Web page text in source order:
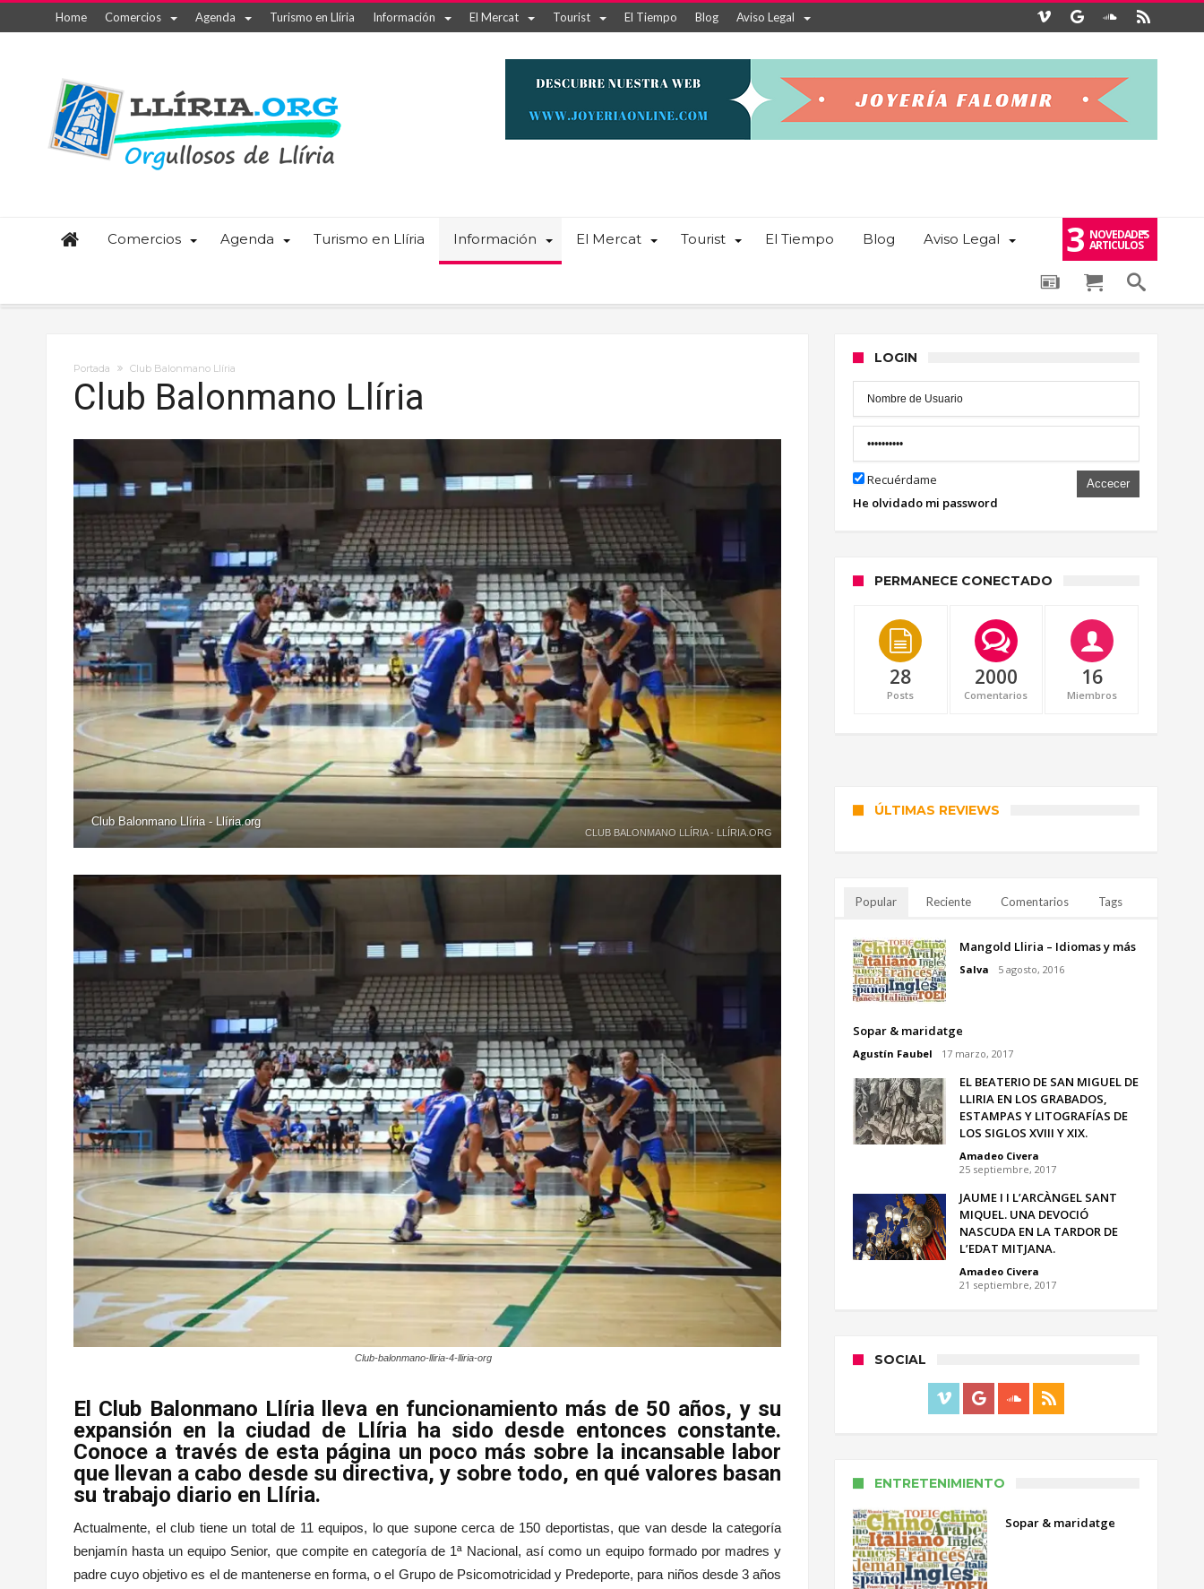
Home Comercios Agenda Turismo en Llíria Información El Mercat Tourist El Tiempo Blog Aviso Legal
Comercios Agenda Turismo en Llíria Información El Mercat Tourist El Tiempo Blog Aviso Legal 3 NOVEDADES
ARTICULOS
Portada Club Balonmano Llíria
Club Balonmano Llíria
CLUB BALONMANO LLÍRIA - LLÍRIA.ORG
Club Balonmano Llíria - Llíria.org
Club-balonmano-lliria-4-lliria-org
El Club Balonmano Llíria lleva en funcionamiento más de 50 años, y su
expansión en la ciudad de Llíria ha sido desde entonces constante.
Conoce a través de esta página un poco más sobre la incansable labor
que llevan a cabo desde su directiva, y sobre todo, en qué valores basan
su trabajo diario en Llíria.
Actualmente, el club tiene un total de 11 equipos, lo que supone cerca de 150 deportistas, que van desde la categoría
benjamín hasta un equipo Senior, que compite en categoría de 1ª Nacional, así como un equipo formado por madres y
padre cuyo objetivo es el de mantenerse en forma, o el Grupo de Psicomotricidad y Predeporte, para niños desde 3 años
LOGIN
Recuérdame Accecer
He olvidado mi password
PERMANECE CONECTADO
28
Posts
2000
Comentarios
16
Miembros
ÚLTIMAS REVIEWS
Popular Reciente Comentarios Tags
Mangold Lliria – Idiomas y más
Salva 5 agosto, 2016
Sopar & maridatge
Agustín Faubel 17 marzo, 2017
EL BEATERIO DE SAN MIGUEL DE
LLIRIA EN LOS GRABADOS,
ESTAMPAS Y LITOGRAFÍAS DE
LOS SIGLOS XVIII Y XIX.
Amadeo Civera
25 septiembre, 2017
JAUME I I L’ARCÀNGEL SANT
MIQUEL. UNA DEVOCIÓ
NASCUDA EN LA TARDOR DE
L’EDAT MITJANA.
Amadeo Civera
21 septiembre, 2017
SOCIAL
ENTRETENIMIENTO
Sopar & maridatge